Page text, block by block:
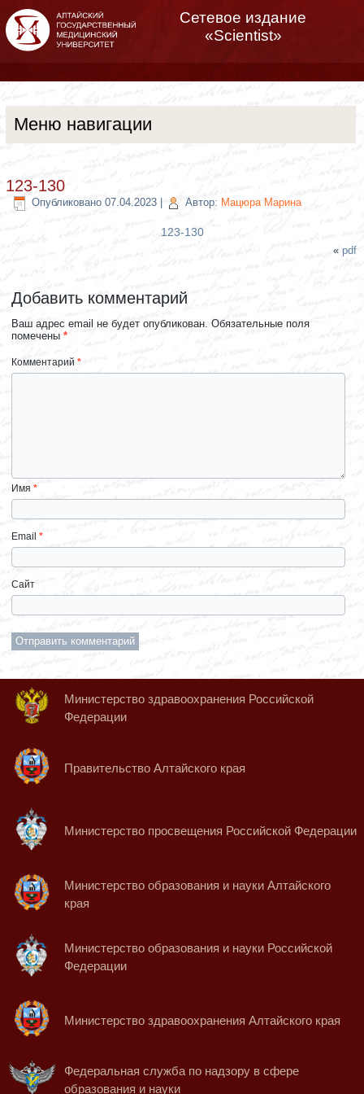
Сетевое издание
«Scientist»
Меню навигации
123-130
Опубликовано 07.04.2023 Автор: Мацюра Марина
123-130
«pdf
Добавить комментарий
Ваш адрес email не будет опубликован. Обязательные поля
помечены*
Комментарий*
Имя*
Email*
Сайт
Министерство здравоохранения Российской
Федерации
Правительство Алтайского края
Министерство просвещения Российской Федерации
Министерство образования и науки Алтайского
края
Министерство образования и науки Российской
Федерации
Министерство здравоохранения Алтайского края
Федеральная служба по надзору в сфере
образования и науки